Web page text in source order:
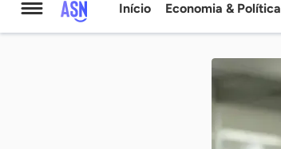
Agência
Início Economia & Política